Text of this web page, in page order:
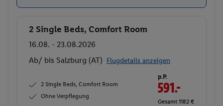
Buchen
2 Single Beds, Comfort Room
16.08. - 23.08.2026
Ab/ bis Salzburg (AT) Flugdetails anzeigen
2 Single Beds, Comfort Room
Ohne Verpflegung
p.P.
591.-
Gesamt 1182 €